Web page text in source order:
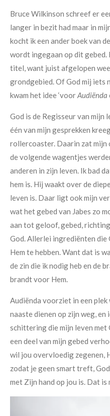
Bruce Wilkinson schreef er
langer in bezit had maar in
kocht ik een ander boek van
wordt ingegaan op dit gebed.
titel, want juist afgelopen
grondgebied. Of God mij iets
kwam het idee ‘voorAudiënda
God is de Regisseur van mijn
één van mijn gesprekken
rollercoaster. Daarin zat mijn
de volgende wagentjes
anderen in zijn leven. Ik bad
hem is. Hij waakt over de
leven is. Daar ligt ook mijn
wat het gebed van Jabes zo
aan tot geloof, gebed,
God. Allerlei ingrediënten
Hem te hebben. Want dat is
de zin die ik nodig heb en de
brandt voor Hem.
Audiënda voorziet in een
naaste dienen op zijn weg, en
schittering die mijn leven met
een deel van mijn gebed
wil jou overvloedig zegenen,
zodat je geen smart treft,
met Zijn hand op jou is. Dat is